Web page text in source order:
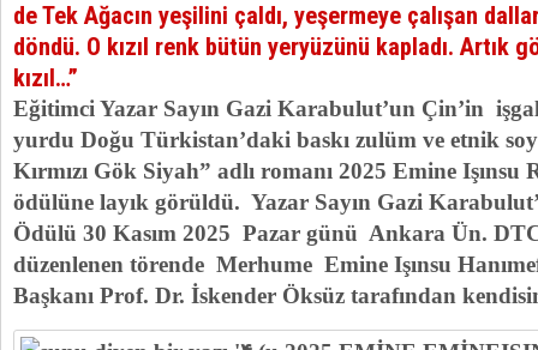
de Tek Ağacın yeşilini çaldı, yeşermeye çalışan
döndü. O kızıl renk bütün yeryüzünü kapladı. Artık
kızıl…”
Eğitimci Yazar Sayın Gazi Karabulut’un Çin’in
yurdu Doğu Türkistan’daki baskı zulüm ve etnik
Kırmızı Gök Siyah” adlı romanı 2025 Emine Işınsu
ödülüne layık görüldü. Yazar Sayın Gazi
Ödülü 30 Kasım 2025 Pazar günü Ankara Ün.
düzenlenen törende Merhume Emine Işınsu
Başkanı Prof. Dr. İskender Öksüz tarafından